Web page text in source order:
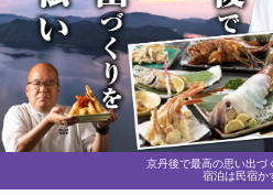
京丹後で最高の思い出づ
宿泊は民宿か